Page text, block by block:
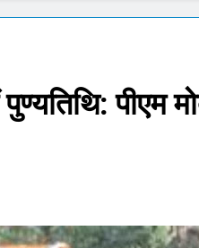
में सकारात्मक शुरुआत, सेंसेक्स-
पीएम